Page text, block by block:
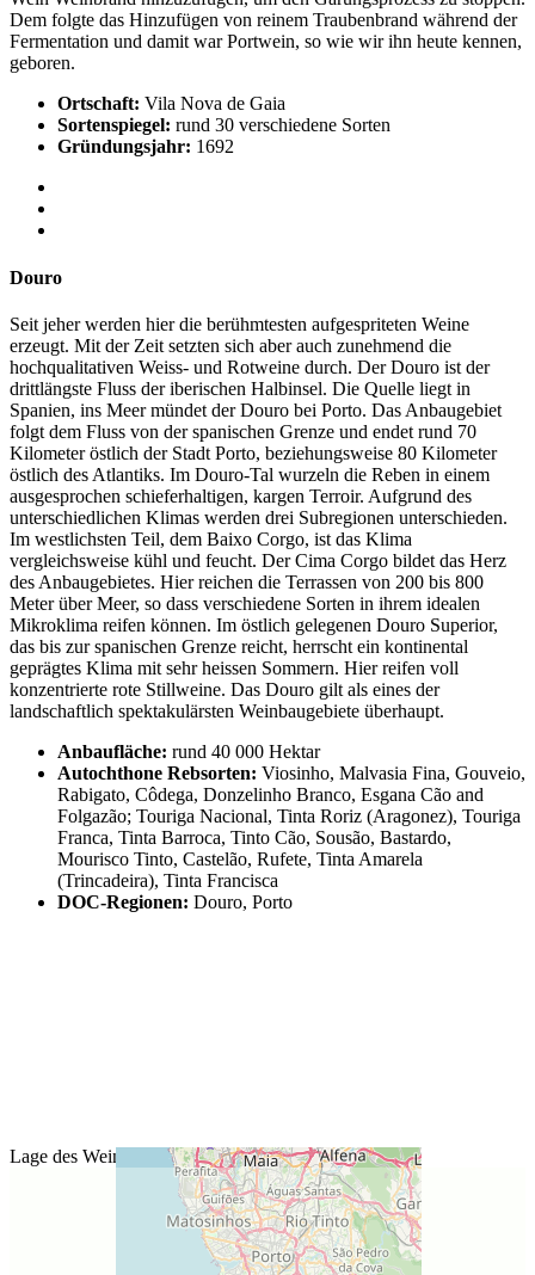
Dem folgte das Hinzufügen von reinem Traubenbrand während der
Fermentation und damit war Portwein, so wie wir ihn heute kennen,
geboren.
Ortschaft: Vila Nova de Gaia
Sortenspiegel: rund 30 verschiedene Sorten
Gründungsjahr: 1692
Douro
Seit jeher werden hier die berühmtesten aufgespriteten Weine
erzeugt. Mit der Zeit setzten sich aber auch zunehmend die
hochqualitativen Weiss- und Rotweine durch. Der Douro ist der
drittlängste Fluss der iberischen Halbinsel. Die Quelle liegt in
Spanien, ins Meer mündet der Douro bei Porto. Das Anbaugebiet
folgt dem Fluss von der spanischen Grenze und endet rund 70
Kilometer östlich der Stadt Porto, beziehungsweise 80 Kilometer
östlich des Atlantiks. Im Douro-Tal wurzeln die Reben in einem
ausgesprochen schieferhaltigen, kargen Terroir. Aufgrund des
unterschiedlichen Klimas werden drei Subregionen unterschieden.
Im westlichsten Teil, dem Baixo Corgo, ist das Klima
vergleichsweise kühl und feucht. Der Cima Corgo bildet das Herz
des Anbaugebietes. Hier reichen die Terrassen von 200 bis 800
Meter über Meer, so dass verschiedene Sorten in ihrem idealen
Mikroklima reifen können. Im östlich gelegenen Douro Superior,
das bis zur spanischen Grenze reicht, herrscht ein kontinental
geprägtes Klima mit sehr heissen Sommern. Hier reifen voll
konzentrierte rote Stillweine. Das Douro gilt als eines der
landschaftlich spektakulärsten Weinbaugebiete überhaupt.
Anbaufläche: rund 40 000 Hektar
Autochthone Rebsorten: Viosinho, Malvasia Fina, Gouveio,
Rabigato, Côdega, Donzelinho Branco, Esgana Cão and
Folgazão; Touriga Nacional, Tinta Roriz (Aragonez), Touriga
Franca, Tinta Barroca, Tinto Cão, Sousão, Bastardo,
Mourisco Tinto, Castelão, Rufete, Tinta Amarela
(Trincadeira), Tinta Francisca
DOC-Regionen: Douro, Porto
Lage des Weinguts